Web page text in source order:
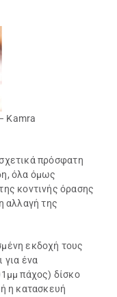
Kamra
σχετικά πρόσφατη
όλα όμως
κοντινής όρασης
αλλαγή της
εκδοχή τους
για ένα
πάχος) δίσκο
η κατασκευή